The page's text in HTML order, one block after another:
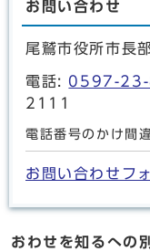
お問い合わせ
尾鷲市役所市長
電話: 0597-
2111
電話番号のかけ間
お問い合わせフ
おわせを知るへの